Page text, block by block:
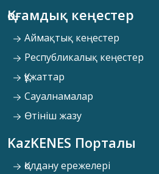
Қоғамдық кеңестер
Аймақтық кеңестер
Республикалық кеңестер
Құжаттар
Сауалнамалар
Өтініш жазу
KazKENES Порталы
Қолдану ережелері